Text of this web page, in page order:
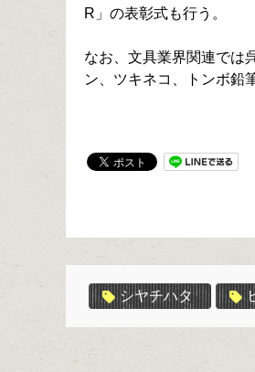
R」の表彰式も行う。
なお、文具業界関連では
ン、ツキネコ、トンボ鉛
シヤチハタ